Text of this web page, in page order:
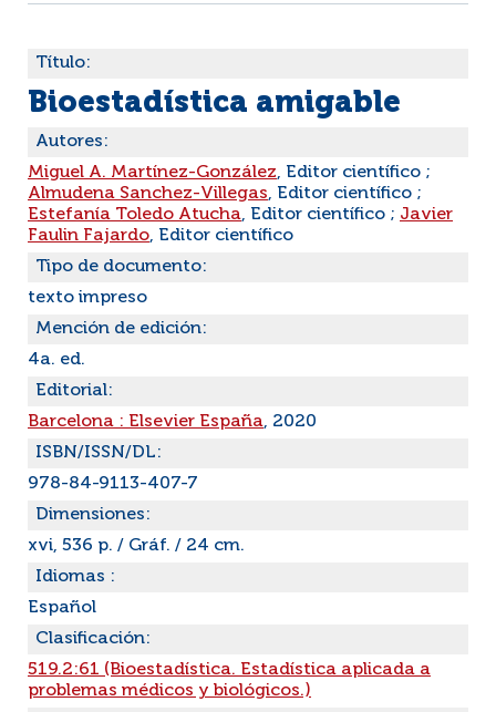
Título:
Bioestadística amigable
Autores:
Miguel A. Martínez-González, Editor científico ;
Almudena Sanchez-Villegas, Editor científico ;
Estefanía Toledo Atucha, Editor científico ; Javier
Faulin Fajardo, Editor científico
Tipo de documento:
texto impreso
Mención de edición:
4a. ed.
Editorial:
Barcelona : Elsevier España, 2020
ISBN/ISSN/DL:
978-84-9113-407-7
Dimensiones:
xvi, 536 p. / Gráf. / 24 cm.
Idiomas :
Español
Clasificación:
519.2:61 (Bioestadística. Estadística aplicada a
problemas médicos y biológicos.)